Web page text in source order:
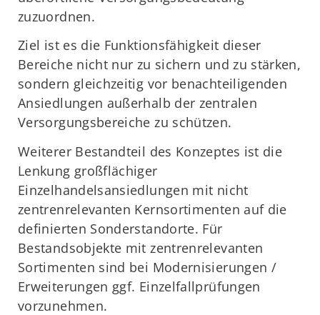
zuzuordnen.
Ziel ist es die Funktionsfähigkeit dieser
Bereiche nicht nur zu sichern und zu stärken,
sondern gleichzeitig vor benachteiligenden
Ansiedlungen außerhalb der zentralen
Versorgungsbereiche zu schützen.
Weiterer Bestandteil des Konzeptes ist die
Lenkung großflächiger
Einzelhandelsansiedlungen mit nicht
zentrenrelevanten Kernsortimenten auf die
definierten Sonderstandorte. Für
Bestandsobjekte mit zentrenrelevanten
Sortimenten sind bei Modernisierungen /
Erweiterungen ggf. Einzelfallprüfungen
vorzunehmen.